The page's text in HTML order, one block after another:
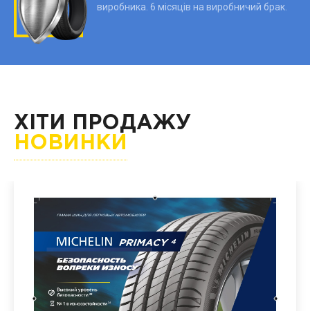
виробника. 6 місяців на виробничий брак.
ХІТИ ПРОДАЖУ
НОВИНКИ